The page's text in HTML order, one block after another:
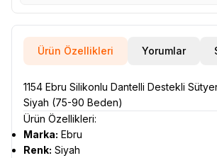
Ürün Özellikleri Yorumlar
1154 Ebru Silikonlu Dantelli Destekli
Siyah (75-90 Beden)
Ürün Özellikleri:
Marka: Ebru
Renk: Siyah